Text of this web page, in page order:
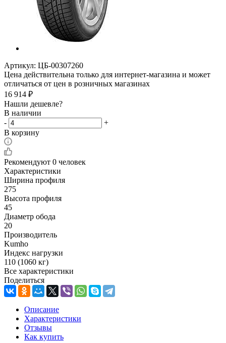
Артикул: ЦБ-00307260
Цена действительна только для интернет-магазина и может
отличаться от цен в розничных магазинах
16 914 ₽
Нашли дешевле?
В наличии
-
+
В корзину
Рекомендуют 0 человек
Характеристики
Ширина профиля
275
Высота профиля
45
Диаметр обода
20
Производитель
Kumho
Индекс нагрузки
110 (1060 кг)
Все характеристики
Поделиться
Описание
Характеристики
Отзывы
Как купить